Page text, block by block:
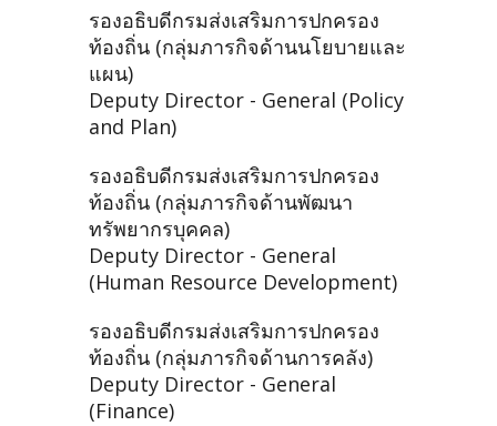
รองอธิบดีกรมส่งเสริมการปกครอง
ท้องถิ่น (กลุ่มภารกิจด้านนโยบายและ
แผน)
Deputy Director - General (Policy
and Plan)
รองอธิบดีกรมส่งเสริมการปกครอง
ท้องถิ่น (กลุ่มภารกิจด้านพัฒนา
ทรัพยากรบุคคล)
Deputy Director - General
(Human Resource Development)
รองอธิบดีกรมส่งเสริมการปกครอง
ท้องถิ่น (กลุ่มภารกิจด้านการคลัง)
Deputy Director - General
(Finance)